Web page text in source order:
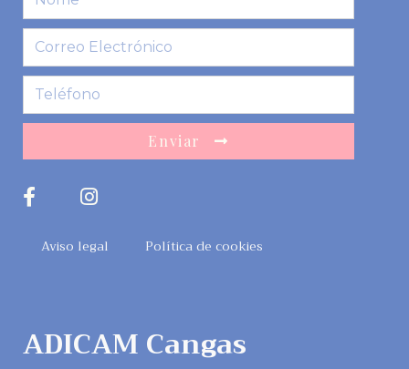
Enviar
Aviso legal Política de cookies
ADICAM Cangas